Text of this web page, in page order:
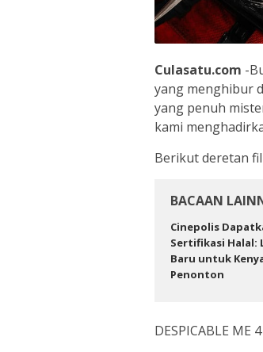
Culasatu.com -
yang menghibur
yang penuh
kami
Berikut deretan
BACAAN
Cinepolis
Sertifikasi Halal:
Baru untuk
Penonton
DESPICABLE ME 4